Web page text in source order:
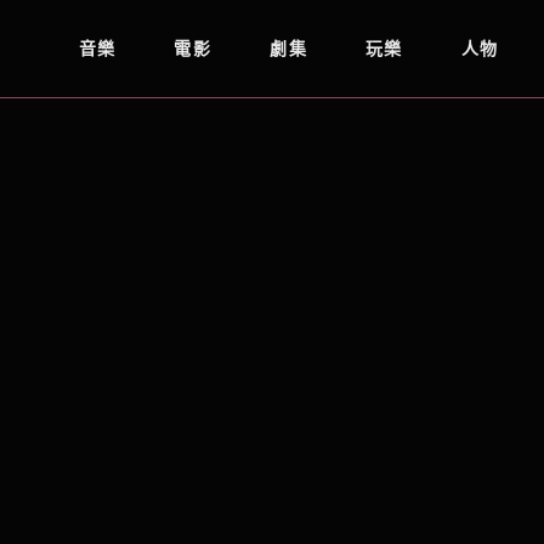
音樂 電影 劇集 玩樂 人物